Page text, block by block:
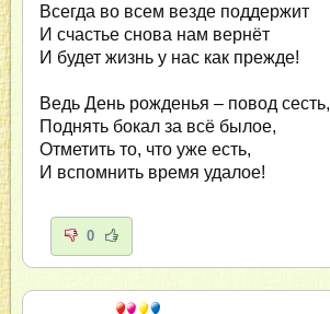
Всегда во всем везде поддержит
И счастье снова нам вернёт
И будет жизнь у нас как прежде!
Ведь День рожденья – повод сесть,
Поднять бокал за всё былое,
Отметить то, что уже есть,
И вспомнить время удалое!
0